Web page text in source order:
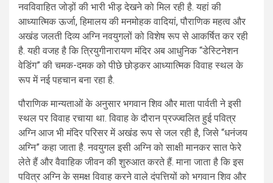
नवविवाहित जोड़ों की भारी भीड़ देखने को मिल रही है. यहां की
आध्यात्मिक ऊर्जा, हिमालय की मनमोहक वादियां, पौराणिक महत्व और
अखंड जलती दिव्य अग्नि नवयुगलों को विशेष रूप से आकर्षित कर रही
है. यही वजह है कि त्रियुगीनारायण मंदिर अब आधुनिक “डेस्टिनेशन
वेडिंग” की चमक-दमक को पीछे छोड़कर आध्यात्मिक विवाह स्थल के
रूप में नई पहचान बना रहा है.
पौराणिक मान्यताओं के अनुसार भगवान शिव और माता पार्वती ने इसी
स्थल पर विवाह रचाया था. विवाह के दौरान प्रज्ज्वलित हुई पवित्र
अग्नि आज भी मंदिर परिसर में अखंड रूप से जल रही है, जिसे “धनंजय
अग्नि” कहा जाता है. नवयुगल इसी अग्नि को साक्षी मानकर सात फेरे
लेते हैं और वैवाहिक जीवन की शुरुआत करते हैं. माना जाता है कि इस
पवित्र अग्नि के समक्ष विवाह करने वाले दंपत्तियों को भगवान शिव और